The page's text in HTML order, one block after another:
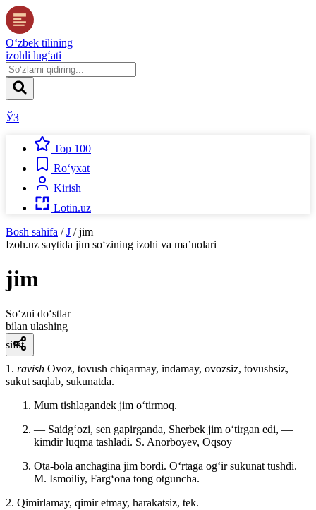
O‘zbek tilining
izohli lug‘ati
ЎЗ
Top 100
Ro‘yxat
Kirish
Lotin.uz
Bosh sahifa / J / jim
Izoh.uz saytida jim so‘zining izohi va ma’nolari
jim
So‘zni do‘stlar
bilan ulashing
sifat
1. ravish Ovoz, tovush chiqarmay, indamay, ovozsiz, tovushsiz,
sukut saqlab, sukunatda.
Mum tishlagandek jim oʻtirmoq.
— Saidgʻozi, sen gapirganda, Sherbek jim oʻtirgan edi, —
kimdir luqma tashladi. S. Anorboyev, Oqsoy
Ota-bola anchagina jim bordi. Oʻrtaga ogʻir sukunat tushdi.
M. Ismoiliy, Fargʻona tong otguncha.
2. Qimirlamay, qimir etmay, harakatsiz, tek.